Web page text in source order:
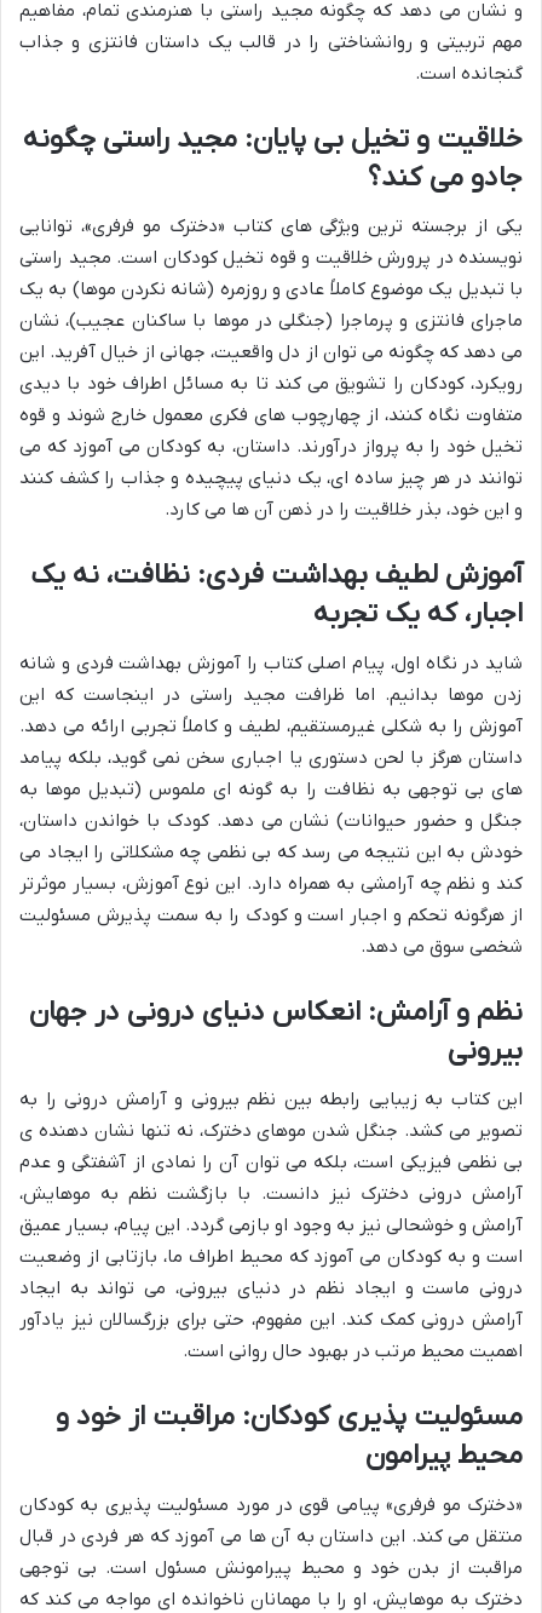
و نشان می دهد که چگونه مجید راستی با هنرمندی تمام، مفاهیم
مهم تربیتی و روانشناختی را در قالب یک داستان فانتزی و جذاب
گنجانده است.
خلاقیت و تخیل بی پایان: مجید راستی چگونه
جادو می کند؟
یکی از برجسته ترین ویژگی های کتاب «دخترک مو فرفری»، توانایی
نویسنده در پرورش خلاقیت و قوه تخیل کودکان است. مجید راستی
با تبدیل یک موضوع کاملاً عادی و روزمره (شانه نکردن موها) به یک
ماجرای فانتزی و پرماجرا (جنگلی در موها با ساکنان عجیب)، نشان
می دهد که چگونه می توان از دل واقعیت، جهانی از خیال آفرید. این
رویکرد، کودکان را تشویق می کند تا به مسائل اطراف خود با دیدی
متفاوت نگاه کنند، از چهارچوب های فکری معمول خارج شوند و قوه
تخیل خود را به پرواز درآورند. داستان، به کودکان می آموزد که می
توانند در هر چیز ساده ای، یک دنیای پیچیده و جذاب را کشف کنند
و این خود، بذر خلاقیت را در ذهن آن ها می کارد.
آموزش لطیف بهداشت فردی: نظافت، نه یک
اجبار، که یک تجربه
شاید در نگاه اول، پیام اصلی کتاب را آموزش بهداشت فردی و شانه
زدن موها بدانیم. اما ظرافت مجید راستی در اینجاست که این
آموزش را به شکلی غیرمستقیم، لطیف و کاملاً تجربی ارائه می دهد.
داستان هرگز با لحن دستوری یا اجباری سخن نمی گوید، بلکه پیامد
های بی توجهی به نظافت را به گونه ای ملموس (تبدیل موها به
جنگل و حضور حیوانات) نشان می دهد. کودک با خواندن داستان،
خودش به این نتیجه می رسد که بی نظمی چه مشکلاتی را ایجاد می
کند و نظم چه آرامشی به همراه دارد. این نوع آموزش، بسیار موثرتر
از هرگونه تحکم و اجبار است و کودک را به سمت پذیرش مسئولیت
شخصی سوق می دهد.
نظم و آرامش: انعکاس دنیای درونی در جهان
بیرونی
این کتاب به زیبایی رابطه بین نظم بیرونی و آرامش درونی را به
تصویر می کشد. جنگل شدن موهای دخترک، نه تنها نشان دهنده ی
بی نظمی فیزیکی است، بلکه می توان آن را نمادی از آشفتگی و عدم
آرامش درونی دخترک نیز دانست. با بازگشت نظم به موهایش،
آرامش و خوشحالی نیز به وجود او بازمی گردد. این پیام، بسیار عمیق
است و به کودکان می آموزد که محیط اطراف ما، بازتابی از وضعیت
درونی ماست و ایجاد نظم در دنیای بیرونی، می تواند به ایجاد
آرامش درونی کمک کند. این مفهوم، حتی برای بزرگسالان نیز یادآور
اهمیت محیط مرتب در بهبود حال روانی است.
مسئولیت پذیری کودکان: مراقبت از خود و
محیط پیرامون
«دخترک مو فرفری» پیامی قوی در مورد مسئولیت پذیری به کودکان
منتقل می کند. این داستان به آن ها می آموزد که هر فردی در قبال
مراقبت از بدن خود و محیط پیرامونش مسئول است. بی توجهی
دخترک به موهایش، او را با مهمانان ناخوانده ای مواجه می کند که